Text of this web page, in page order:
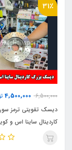
31٪
6,500,000
4,500,000
دیسک تقویتی ترمز
کاردینال ساینا اس و
(دیسک بزرگ)